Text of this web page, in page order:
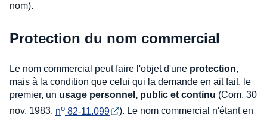
nom).
Protection du nom commercial
Le nom commercial peut faire l'objet d'une protection,
mais à la condition que celui qui la demande en ait fait, le
premier, un usage personnel, public et continu (Com. 30
nov. 1983, no 82-11.099
). Le nom commercial n'étant en